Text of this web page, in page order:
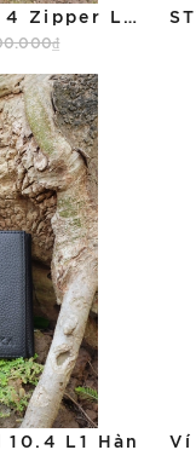
Ví VALUE Ngang 4 Zipper L1 VN
hàng
L1 Hàn